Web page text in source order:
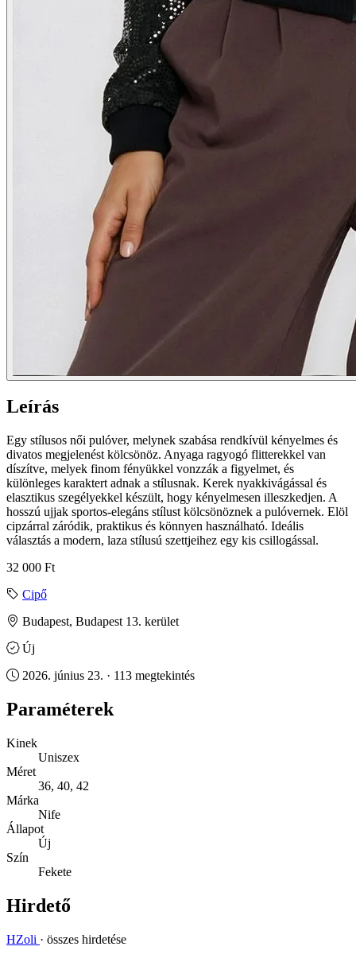
Leírás
Egy stílusos női pulóver, melynek szabása rendkívül kényelmes és
divatos megjelenést kölcsönöz. Anyaga ragyogó flitterekkel van
díszítve, melyek finom fényükkel vonzzák a figyelmet, és
különleges karaktert adnak a stílusnak. Kerek nyakkivágással és
elasztikus szegélyekkel készült, hogy kényelmesen illeszkedjen. A
hosszú ujjak sportos-elegáns stílust kölcsönöznek a pulóvernek. Elöl
cipzárral záródik, praktikus és könnyen használható. Ideális
választás a modern, laza stílusú szettjeihez egy kis csillogással.
32 000 Ft
Cipő
Budapest, Budapest 13. kerület
Új
2026. június 23. · 113 megtekintés
Paraméterek
Kinek
Uniszex
Méret
36, 40, 42
Márka
Nife
Állapot
Új
Szín
Fekete
Hirdető
HZoli · összes hirdetése